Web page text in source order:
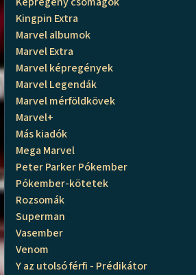
Kingpin Extra
Marvel albumok
Marvel Extra
Marvel képregények
Marvel Legendák
Marvel mérföldkövek
Marvel+
Más kiadók
Mega Marvel
Peter Parker Pókember
Pókember-kötetek
Rozsomák
Superman
Vasember
Venom
Y az utolsó férfi - Prédikátor